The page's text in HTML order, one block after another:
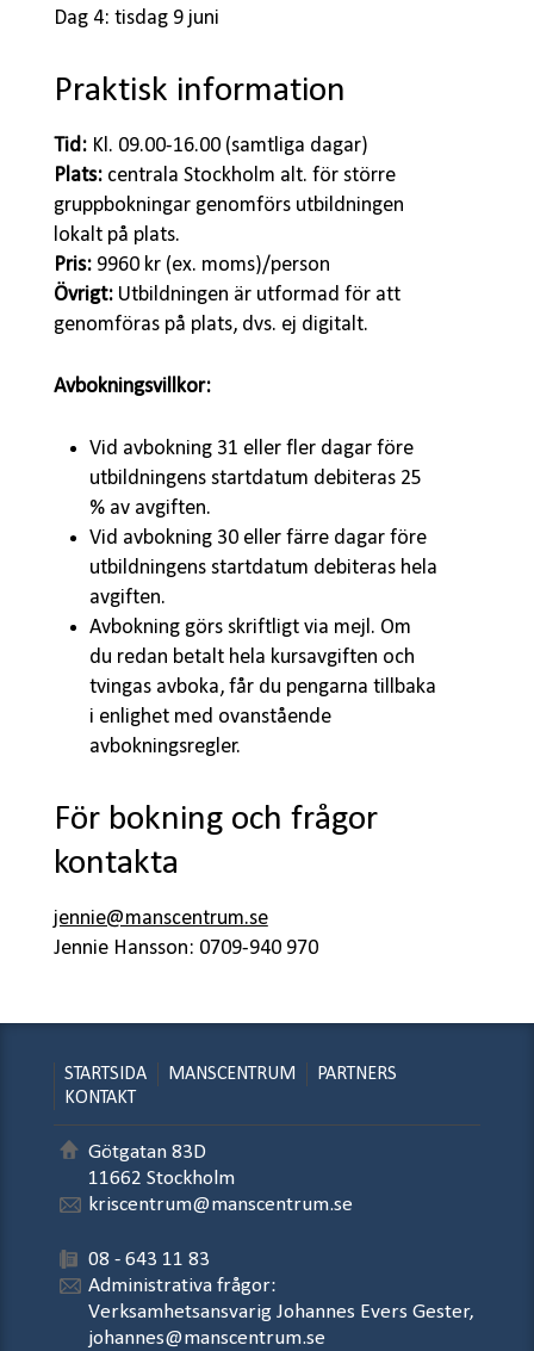
Dag 4: tisdag 9 juni
Praktisk information
Tid:Kl. 09.00-16.00 (samtliga dagar)
Plats:centrala Stockholm alt. för större
gruppbokningar genomförs utbildningen
lokalt på plats.
Pris:9960 kr (ex. moms)/person
Övrigt: Utbildningen är utformad för att
genomföras på plats, dvs. ej digitalt.
Avbokningsvillkor:
Vid avbokning 31 eller fler dagar före
utbildningens startdatum debiteras 25
% av avgiften.
Vid avbokning 30 eller färre dagar före
utbildningens startdatum debiteras hela
avgiften.
Avbokning görs skriftligt via mejl. Om
du redan betalt hela kursavgiften och
tvingas avboka, får du pengarna tillbaka
i enlighet med ovanstående
avbokningsregler.
För bokning och frågor
kontakta
jennie@manscentrum.se
Jennie Hansson: 0709-940 970
STARTSIDA MANSCENTRUM
PARTNERS
KONTAKT
Götgatan 83D
11662 Stockholm
kriscentrum@manscentrum.se
08 - 643 11 83
Administrativa frågor:
Verksamhetsansvarig Johannes Evers Gester,
johannes@manscentrum.se